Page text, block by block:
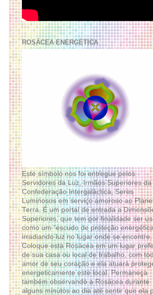
ROSÁCEA ENERGÉTICA
Este símbolo nos foi entregue pelos
Servidores da Luz, Irmãos Superiores da
Confederação Intergaláctica, Seres
Luminosos em serviço amoroso ao
Terra. É um portal de entrada a
Superiores, que tem por finalidade ser
como um “escudo de proteção
irradiando luz no lugar onde se encontre.
Coloque esta Rosácea em um lugar
de sua casa ou local de trabalho, com
amor de seu coração e ela atuará
energeticamente este local. Permaneça
também observando a Rosácea durante
alguns minutos ao dia até sentir que ela